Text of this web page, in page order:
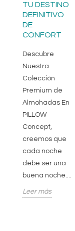
TU DESTINO
DEFINITIVO
DE
CONFORT
Descubre
Nuestra
Colección
Premium de
Almohadas En
PILLOW
Concept,
creemos que
cada noche
debe ser una
buena noche....
Leer más